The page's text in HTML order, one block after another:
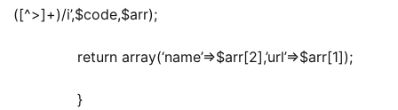
([^>]+)/i’,$code,$arr);
	  return array(‘name’=>$arr[2],’url’=>$arr[1]);
	  }